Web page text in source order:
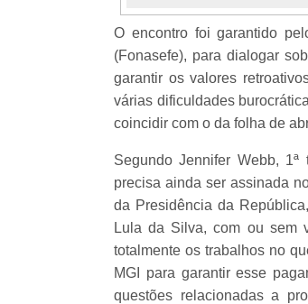
O encontro foi garantido
(Fonasefe), para dialogar
garantir os valores
várias dificuldades
coincidir com o da folha de
Segundo Jennifer Webb,
precisa ainda ser assinada
da Presidência da
Lula da Silva, com ou sem
totalmente os trabalhos no
MGI para garantir esse
questões relacionadas a